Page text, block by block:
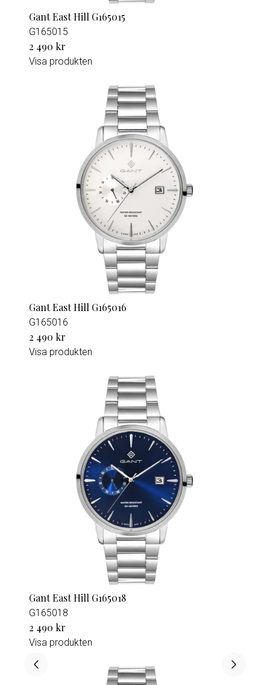
Gant East Hill G165015
G165015
2 490 kr
Visa produkten
Gant East Hill G165016
G165016
2 490 kr
Visa produkten
Gant East Hill G165018
G165018
2 490 kr
Visa produkten